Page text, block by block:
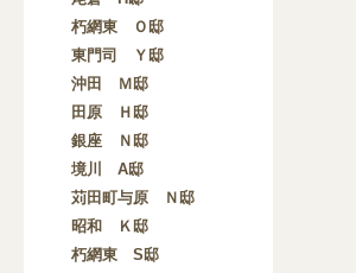
朽網東 Ｏ邸
東門司 Ｙ邸
沖田 Ｍ邸
田原 Ｈ邸
銀座 Ｎ邸
境川 A邸
苅田町与原 Ｎ邸
昭和 Ｋ邸
朽網東 S邸